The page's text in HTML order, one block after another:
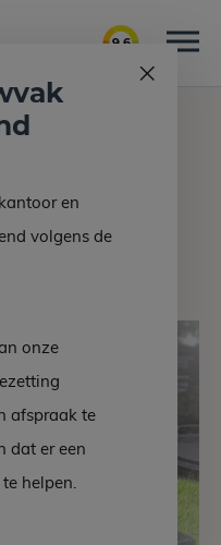
9.6
DM 519-25
25
en
volgens de
onze
afspraak te
dat er een
helpen.